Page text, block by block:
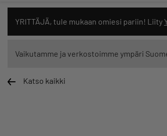
YRITTÄJÄ, tule mukaan omiesi pariin! Liity
Vaikutamme ja verkostoimme ympäri
Katso kaikki
Hae sivustolta tai